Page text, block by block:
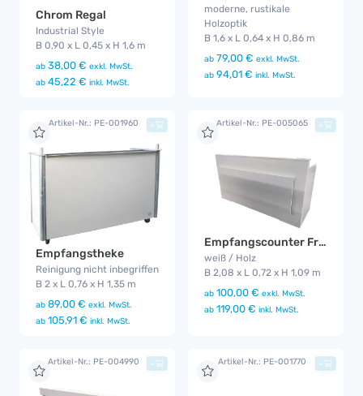
Chrom Regal
Industrial Style
B 0,90 x L 0,45 x H 1,6 m
ab 38,00 € exkl. MwSt.
ab 45,22 € inkl. MwSt.
moderne, rustikale
Holzoptik
B 1,6 x L 0,64 x H 0,86 m
ab 79,00 € exkl. MwSt.
ab 94,01 € inkl. MwSt.
Artikel-Nr.: PE-001960
Empfangstheke
Reinigung nicht inbegriffen
B 2 x L 0,76 x H 1,35 m
ab 89,00 € exkl. MwSt.
ab 105,91 € inkl. MwSt.
+ Artikel-Nr.: PE-005065
Empfangscounter Frontplatte
weiß / Holz
B 2,08 x L 0,72 x H 1,09 m
ab 100,00 € exkl. MwSt.
ab 119,00 € inkl. MwSt.
+
Artikel-Nr.: PE-004990 + Artikel-Nr.: PE-001770 +